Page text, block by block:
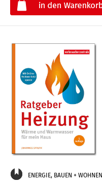
ENERGIE, BAUEN + WOHNEN